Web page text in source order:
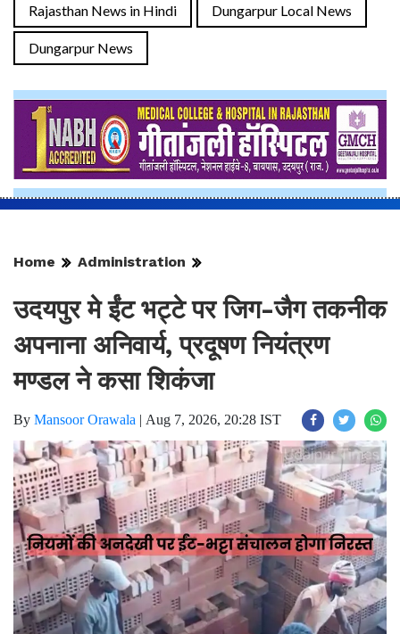
Rajasthan News in Hindi Dungarpur Local News
Dungarpur News
Home Administration
उदयपुर मे ईंट भट्टे पर जिग-जैग तकनीक
अपनाना अनिवार्य, प्रदूषण नियंत्रण
मण्डल ने कसा शिकंजा
By Mansoor Orawala | Aug 7, 2026, 20:28 IST